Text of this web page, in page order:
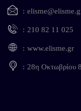
210 82 11 025
www.elisme.gr
28η Οκτωβρίου